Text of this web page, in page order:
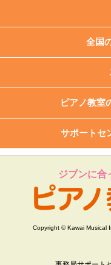
全国
ピアノ教室
サポートセ
ジブンに合
Copyright © Kawai Musical